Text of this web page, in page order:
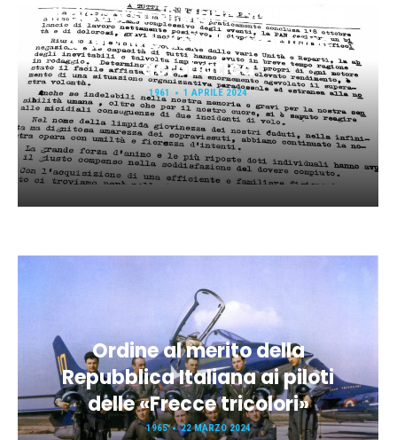
Il discorso di Mario Squarcina
a termine della 1a stagione
acrobatica
1961 1 APRILE 2024
Ordine al merito della
Repubblica Italiana ai piloti
delle «Frecce tricolori»
1965 22 MARZO 2024